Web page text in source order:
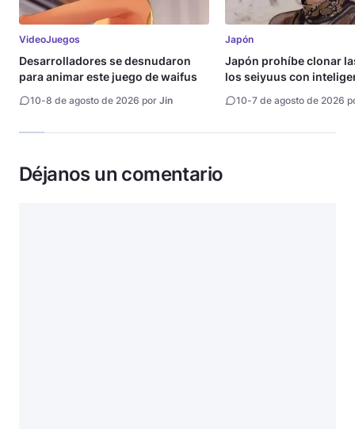
VideoJuegos
Desarrolladores se desnudaron
para animar este juego de waifus
10-8 de agosto de 2026 por Jin
Japón
Japón prohíbe clonar
los seiyuus con
10-7 de agosto de 2026
Déjanos un comentario